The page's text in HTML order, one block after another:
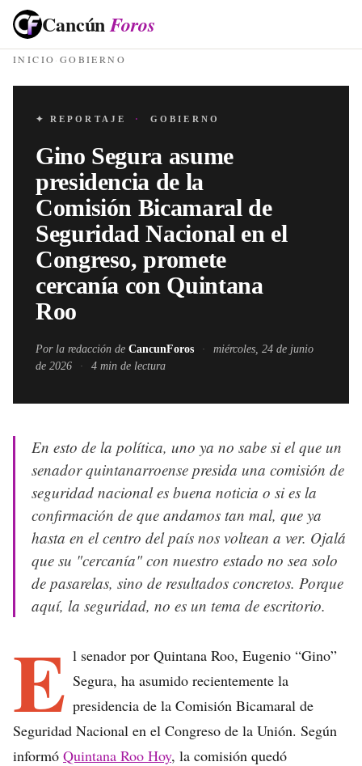
CancúnForos
INICIO· GOBIERNO
✦ REPORTAJE · GOBIERNO
Gino Segura asume
presidencia de la
Comisión Bicamaral de
Seguridad Nacional en el
Congreso, promete
cercanía con Quintana
Roo
Por la redacción de CancunForos ·
miércoles, 24 de junio
de 2026
· 4 min de lectura
En esto de la política, uno ya no sabe si el que un
senador quintanarroense presida una comisión de
seguridad nacional es buena noticia o si es la
confirmación de que andamos tan mal, que ya
hasta en el centro del país nos voltean a ver. Ojalá
que su "cercanía" con nuestro estado no sea solo
de pasarelas, sino de resultados concretos. Porque
aquí, la seguridad, no es un tema de escritorio.
E l senador por Quintana Roo, Eugenio “Gino”
Segura, ha asumido recientemente la
presidencia de la Comisión Bicamaral de
Seguridad Nacional en el Congreso de la Unión. Según
informó Quintana Roo Hoy, la comisión quedó